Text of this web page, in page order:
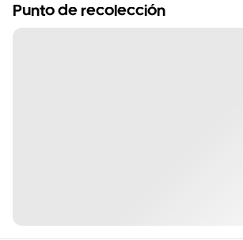
Punto de recolección